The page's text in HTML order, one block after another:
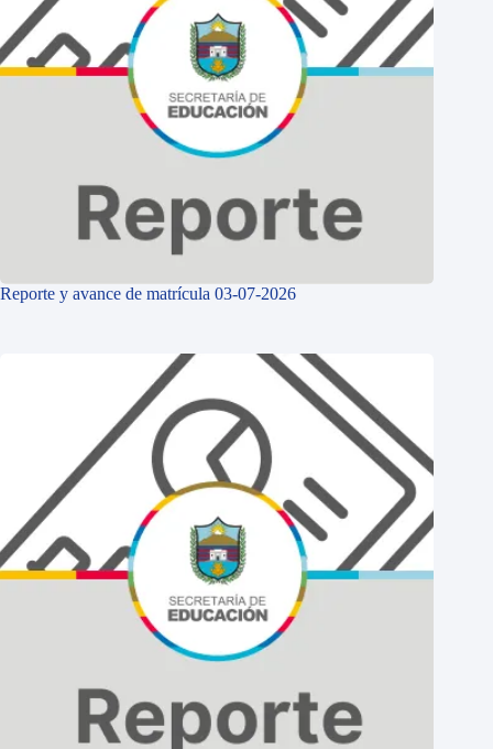
Reporte y avance de matrícula 03-07-2026